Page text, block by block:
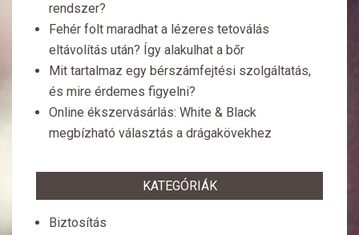
rendszer?
Fehér folt maradhat a lézeres tetoválás
eltávolítás után? Így alakulhat a bőr
Mit tartalmaz egy bérszámfejtési szolgáltatás,
és mire érdemes figyelni?
Online ékszervásárlás: White & Black
megbízható választás a drágakövekhez
KATEGÓRIÁK
Biztosítás